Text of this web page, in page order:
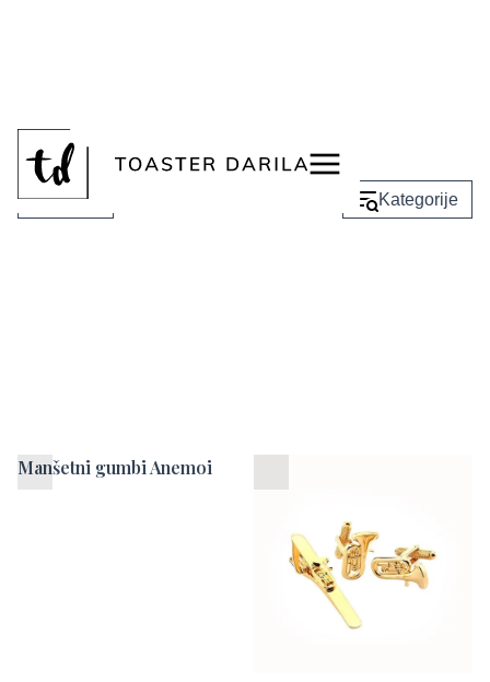
Manšetni gumbi
Nazaj Kategorije
Manšetni gumbi Anemoi